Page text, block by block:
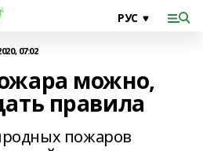
07:02
можно,
правила
пожаров